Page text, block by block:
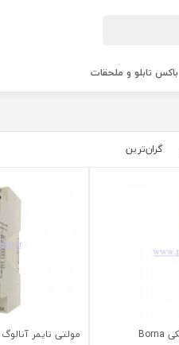
باکس تابلو و ملحقات
گران‌ترین
الکترود فلوتر با غلاف پلاستیکی Borna